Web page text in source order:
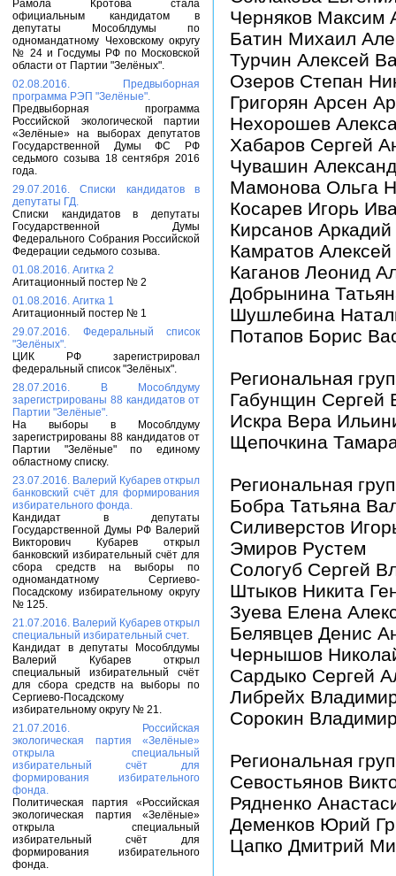
Рамола Кротова стала
официальным кандидатом в
депутаты Мособлдумы по
одномандатному Чеховскому округу
№ 24 и Госдумы РФ по Московской
области от Партии "Зелёных".
02.08.2016. Предвыборная
программа РЭП "Зелёные".
Предвыборная программа
Российской экологической партии
«Зелёные» на выборах депутатов
Государственной Думы ФС РФ
седьмого созыва 18 сентября 2016
года.
29.07.2016. Списки кандидатов в
депутаты ГД.
Списки кандидатов в депутаты
Государственной Думы
Федерального Собрания Российской
Федерации седьмого созыва.
01.08.2016. Агитка 2
Агитационный постер № 2
01.08.2016. Агитка 1
Агитационный постер № 1
29.07.2016. Федеральный список
"Зелёных".
ЦИК РФ зарегистрировал
федеральный список "Зелёных".
28.07.2016. В Мособлдуму
зарегистрированы 88 кандидатов от
Партии "Зелёные".
На выборы в Мособлдуму
зарегистрированы 88 кандидатов от
Партии "Зелёные" по единому
областному списку.
23.07.2016. Валерий Кубарев открыл
банковский счёт для формирования
избирательного фонда.
Кандидат в депутаты
Государственной Думы РФ Валерий
Викторович Кубарев открыл
банковский избирательный счёт для
сбора средств на выборы по
одномандатному Сергиево-
Посадскому избирательному округу
№ 125.
21.07.2016. Валерий Кубарев открыл
специальный избирательный счет.
Кандидат в депутаты Мособлдумы
Валерий Кубарев открыл
специальный избирательный счёт
для сбора средств на выборы по
Сергиево-Посадскому
избирательному округу № 21.
21.07.2016. Российская
экологическая партия «Зелёные»
открыла специальный
избирательный счёт для
формирования избирательного
фонда.
Политическая партия «Российская
экологическая партия «Зелёные»
открыла специальный
избирательный счёт для
формирования избирательного
фонда.
Черняков Максим
Батин Михаил
Турчин Алексей
Озеров Степан
Григорян Арсен
Нехорошев
Хабаров Сергей
Чувашин
Мамонова Ольга
Косарев Игорь
Кирсанов
Камратов Алексей
Каганов Леонид
Добрынина
Шушлебина
Потапов Борис
Региональная
Габунщин Сергей
Искра Вера
Щепочкина
Региональная
Бобра Татьяна
Силиверстов
Эмиров Рустем
Сологуб Сергей
Штыков Никита
Зуева Елена
Белявцев Денис
Чернышов
Сардыко Сергей
Либрейх
Сорокин
Региональная
Севостьянов
Рядненко
Деменков Юрий
Цапко Дмитрий